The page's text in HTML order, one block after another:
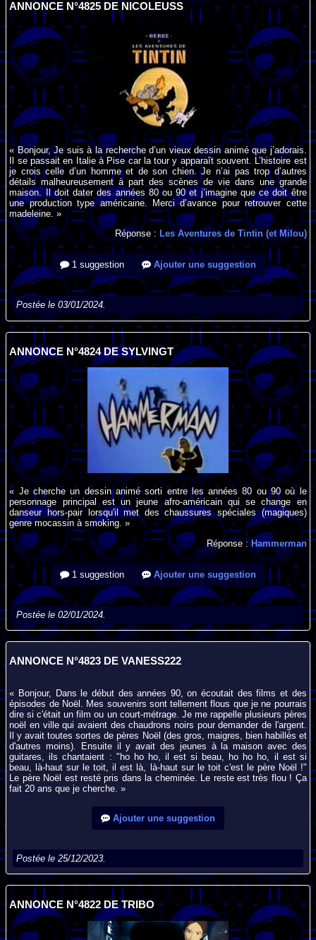
ANNONCE N°4825 DE NICOLEUSS
« Bonjour, Je suis à la recherche d’un vieux dessin animé que j’adorais.
Il se passait en Italie à Pise car la tour y apparaît souvent. L’histoire est
je crois celle d’un homme et de son chien. Je n’ai pas trop d’autres
détails malheureusement à part des scènes de vie dans une grande
maison. Il doit dater des années 80 ou 90 et j’imagine que ce doit être
une production type américaine. Merci d’avance pour retrouver cette
madeleine. »
Réponse : Les Aventures de Tintin (et Milou)
1 suggestion Ajouter une suggestion
Postée le 03/01/2024.
ANNONCE N°4824 DE SYLVINGT
« Je cherche un dessin animé sorti entre les années 80 ou 90 où le
personnage principal est un jeune afro-américain qui se change en
danseur hors-pair lorsqu'il met des chaussures spéciales (magiques)
genre mocassin à smoking. »
Réponse :Hammerman
1 suggestion Ajouter une suggestion
Postée le 02/01/2024.
ANNONCE N°4823 DE VANESS222
« Bonjour, Dans le début des années 90, on écoutait des films et des
épisodes de Noël. Mes souvenirs sont tellement flous que je ne pourrais
dire si c'était un film ou un court-métrage. Je me rappelle plusieurs pères
noël en ville qui avaient des chaudrons noirs pour demander de l'argent.
Il y avait toutes sortes de pères Noël (des gros, maigres, bien habillés et
d'autres moins). Ensuite il y avait des jeunes à la maison avec des
guitares, ils chantaient : "ho ho ho, il est si beau, ho ho ho, il est si
beau, là-haut sur le toit, il est là, là-haut sur le toit c'est le père Noël !"
Le père Noël est resté pris dans la cheminée. Le reste est très flou ! Ça
fait 20 ans que je cherche. »
Ajouter une suggestion
Postée le 25/12/2023.
ANNONCE N°4822 DE TRIBO